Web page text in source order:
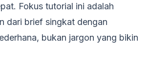
Fokus tutorial ini adalah
dari brief singkat dengan
bukan jargon yang bikin